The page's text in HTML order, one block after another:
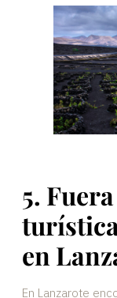
5.
en
En Lanzarote